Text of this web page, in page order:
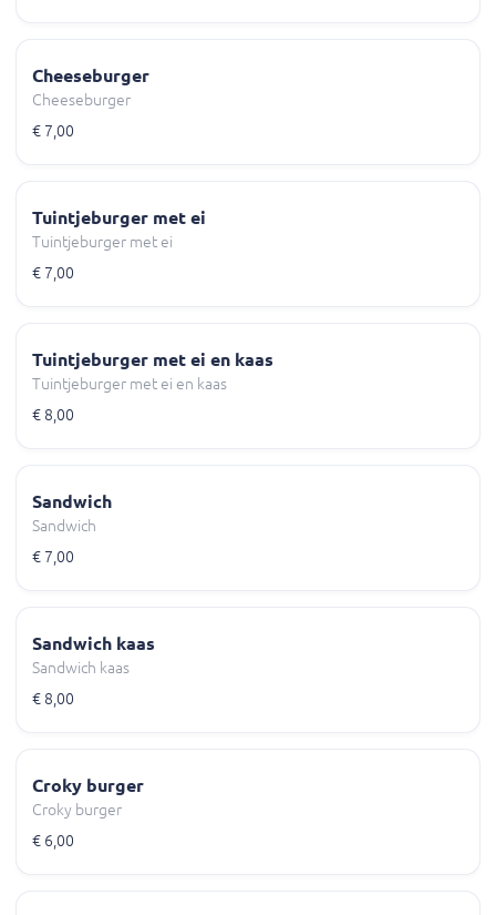
Cheeseburger
Cheeseburger
€ 7,00
Tuintjeburger met ei
Tuintjeburger met ei
€ 7,00
Tuintjeburger met ei en kaas
Tuintjeburger met ei en kaas
€ 8,00
Sandwich
Sandwich
€ 7,00
Sandwich kaas
Sandwich kaas
€ 8,00
Croky burger
Croky burger
€ 6,00